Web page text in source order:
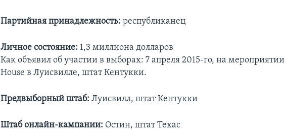
Партийная принадлежность: республиканец
Личное состояние: 1,3 миллиона долларов
Как объявил об участии в выборах: 7 апреля 2015-го, на
House в Луисвилле, штат Кентукки.
Предвыборный штаб:Луисвилл, штат Кентукки
Штаб онлайн-кампании: Остин, штат Техас